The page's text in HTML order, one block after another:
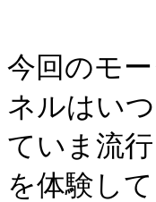
今回のモ
ネルはい
ていま流
を体験し